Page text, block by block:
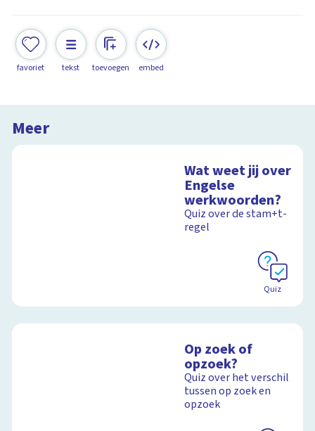
favoriet tekst toevoegen embed
Meer
Wat weet jij over
Engelse
werkwoorden?
Quiz over de stam+t-
regel
Quiz
Op zoek of
opzoek?
Quiz over het verschil
tussen op zoek en
opzoek